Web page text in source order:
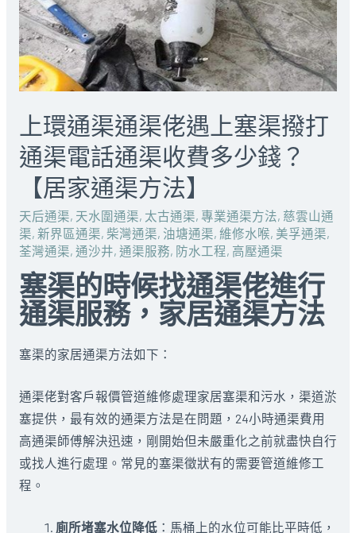
上環通渠通渠佬遇上塞渠撥打
通渠電話通渠收費多少錢？
【居家通渠方法】
天后通渠, 天水圍通渠, 太古通渠, 專業通渠方法, 慈雲山通
渠, 新界區通渠, 柴灣通渠, 油塘通渠, 維修水喉, 美孚通渠,
荃灣通渠, 通沙井, 通渠服務, 防水工程, 高壓通渠
塞渠的時候找通渠佬進行
通渠服務，家居通渠方法
塞渠的家居通渠方法如下：
通渠佬對客戶報價管道維修處理家居塞渠和污水，渠道淤
塞提供，最有效的通渠方法是在問題，24小時通渠費用
高通渠師傅解決迅速，剛開始但未嚴重化之前就盡快自行
或找人進行處理。常見的塞渠徵狀有的需要管道維修工
程。
廁所堵塞水位降低 ：馬桶上的水位可能比平時低，